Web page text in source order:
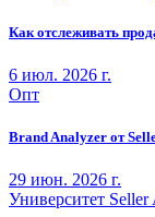
Как отслеживать
6 июл. 2026 г.
Опт
Brand Analyzer от
29 июн. 2026 г.
Университет Seller